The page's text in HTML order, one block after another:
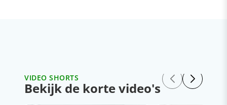
VIDEO SHORTS
Bekijk de korte video's